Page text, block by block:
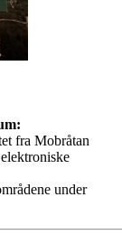
fra Mobråtan
under